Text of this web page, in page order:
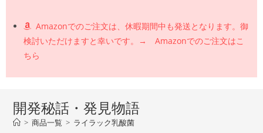
Amazonでのご注文は、休暇期間中も発送となります。御
検討いただけますと幸いです。→ Amazonでのご注文はこ
ちら
開発秘話・発見物語
> 商品一覧 > ライラック乳酸菌